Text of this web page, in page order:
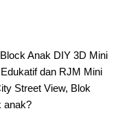
Anak DIY 3D Mini
dan RJM​ Mini
Street View, Blok
anak?